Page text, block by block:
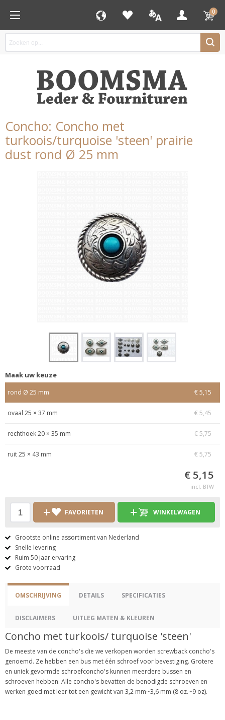
0
Concho: Concho met
turkoois/turquoise 'steen' prairie
dust rond Ø 25 mm
Maak uw keuze
rond Ø 25 mm € 5,15
ovaal 25 × 37 mm € 5,45
rechthoek 20 × 35 mm € 5,75
ruit 25 × 43 mm € 5,75
€ 5,15
incl. BTW
FAVORIETEN WINKELWAGEN
Grootste online assortiment van Nederland
Snelle levering
Ruim 50 jaar ervaring
Grote voorraad
OMSCHRIJVING DETAILS SPECIFICATIES
DISCLAIMERS UITLEG MATEN & KLEUREN
Concho met turkoois/ turquoise 'steen'
De meeste van de concho's die we verkopen worden screwback concho's
genoemd. Ze hebben een bus met één schroef voor bevestiging. Grotere
en uniek gevormde schroefconcho's kunnen meerdere bussen en
schroeven hebben. Alle concho's bevatten de benodigde schroeven en
werken goed met leer tot een gewicht van 3,2 mm~3,6 mm (8 oz.~9 oz).